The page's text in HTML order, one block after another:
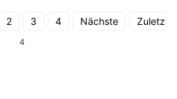
2 3 4 Nächste Zuletzt
4